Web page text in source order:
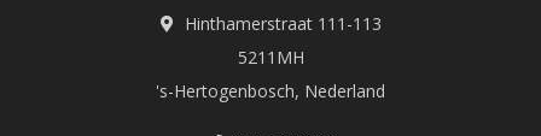
Hinthamerstraat 111-113
5211MH
's-Hertogenbosch, Nederland